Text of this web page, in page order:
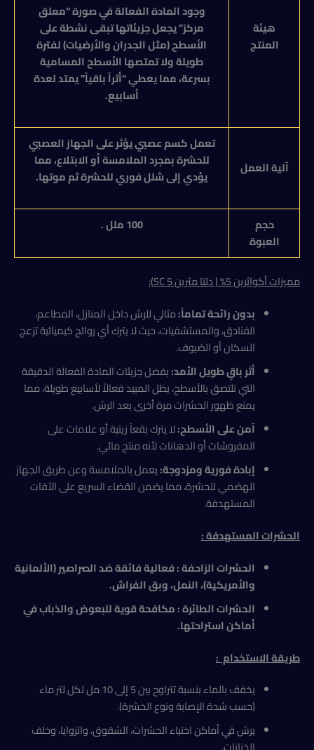
هيئة
المنتج
وجود المادة الفعالة في صورة “معلق
مركز” يجعل جزيئاتها تبقى نشطة على
الأسطح (مثل الجدران والأرضيات) لفترة
طويلة ولا تمتصها الأسطح المسامية
بسرعة، مما يعطي “أثراً باقياً” يمتد لعدة
أسابيع.
آلية العمل
تعمل كسم عصبي يؤثر على الجهاز العصبي
للحشرة بمجرد الملامسة أو الابتلاع، مما
يؤدي إلى شلل فوري للحشرة ثم موتها.
حجم
العبوة
100 ملل .
مميزات أكواثرين 5% ( دلتا مثرين 5 SC)
:
بدون رائحة تماماً:مثالي للرش داخل المنازل، المطاعم،
الفنادق، والمستشفيات، حيث لا يترك أي روائح كيميائية تزعج
السكان أو الضيوف.
أثر باقٍ طويل الأمد:بفضل جزيئات المادة الفعالة الدقيقة
التي تلتصق بالأسطح، يظل المبيد فعالاً لأسابيع طويلة، مما
يمنع ظهور الحشرات مرة أخرى بعد الرش.
آمن على الأسطح:لا يترك بقعاً زيتية أو علامات على
المفروشات أو الدهانات لأنه منتج مائي.
إبادة فورية ومزدوجة:يعمل بالملامسة وعن طريق الجهاز
الهضمي للحشرة، مما يضمن القضاء السريع على الآفات
المستهدفة.
الحشرات المستهدفة :
الحشرات الزاحفة : فعالية فائقة ضد الصراصير (الألمانية
والأمريكية)، النمل، وبق الفراش.
الحشرات الطائرة : مكافحة قوية للبعوض والذباب في
أماكن استراحتها.
طريقة الاستخدام:
يخفف بالماء بنسبة تتراوح بين 5 إلى 10 مل لكل لتر ماء
(حسب شدة الإصابة ونوع الحشرة).
يرش في أماكن اختباء الحشرات، الشقوق، والزوايا، وخلف